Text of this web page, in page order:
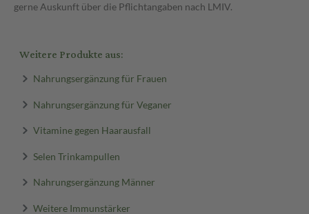
gerne Auskunft über die Pflichtangaben nach LMIV.
Weitere Produkte aus:
Nahrungsergänzung für Frauen
Nahrungsergänzung für Veganer
Vitamine gegen Haarausfall
Selen Trinkampullen
Nahrungsergänzung Männer
Weitere Immunstärker